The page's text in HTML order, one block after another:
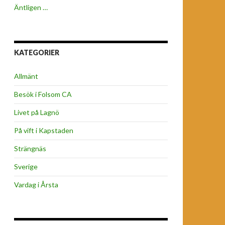
Äntligen …
KATEGORIER
Allmänt
Besök i Folsom CA
Livet på Lagnö
På vift i Kapstaden
Strängnäs
Sverige
Vardag i Årsta